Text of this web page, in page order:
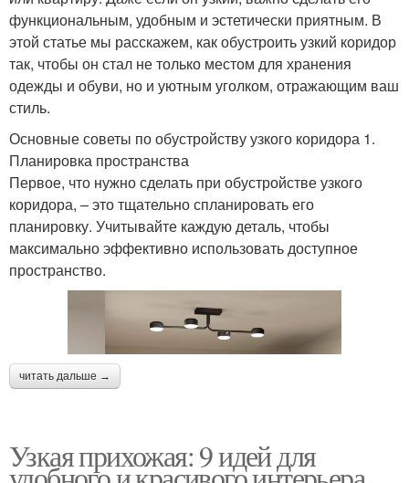
функциональным, удобным и эстетически приятным. В
этой статье мы расскажем, как обустроить узкий коридор
так, чтобы он стал не только местом для хранения
одежды и обуви, но и уютным уголком, отражающим ваш
стиль.
Основные советы по обустройству узкого коридора 1.
Планировка пространства
Первое, что нужно сделать при обустройстве узкого
коридора, – это тщательно спланировать его
планировку. Учитывайте каждую деталь, чтобы
максимально эффективно использовать доступное
пространство.
читать дальше →
Узкая прихожая: 9 идей для